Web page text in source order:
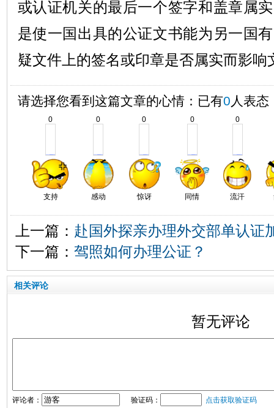
或认证机关的最后一个签字和盖章属
是使一国出具的公证文书能为另一国
疑文件上的签名或印章是否属实而影响
请选择您看到这篇文章的心情：已有0 人表态
0
支持
0
感动
0
惊讶
0
同情
0
流汗
上一篇： 赴国外探亲办理外交部单认证
下一篇： 驾照如何办理公证？
相关评论
暂无评论
评论者： 验证码： 点击获取验证码